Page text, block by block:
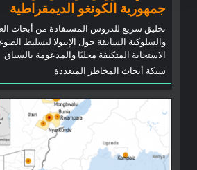
جمهورية الكونغو الديمقراطية
تخليق سريع للدروس المستفادة من أبحاث
والسلوكية السابقة حول الإيبولا لتسليط
الاستجابة المتكيفة محليًا والمدعومة بالسياق.
شبكة أبحاث المخاطر المتعددة